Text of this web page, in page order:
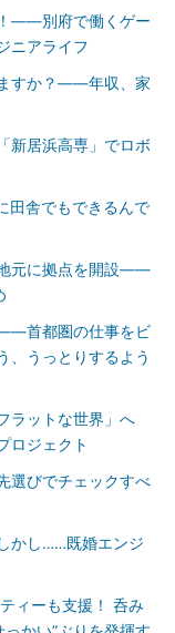
ーンエンジニアた
の実情や所感な
考にしてくださ
かつ現在住んでい
事執筆に興味のあ
＠
さい）
ゼロイチ開発が得意
――別府で働くゲー
ニアライフ
すか？――年収、家
居浜高専」でロボ
田舎でもできるんで
元に拠点を開設――
首都圏の仕事をビ
、うっとりするよう
ラットな世界」へ
ロジェクト
選びでチェックすべ
かし……既婚エンジ
ィーも支援！ 呑み